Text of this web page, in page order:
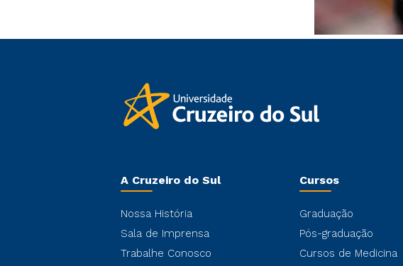
A Cruzeiro do Sul
Nossa História
Sala de Imprensa
Trabalhe Conosco
Cursos
Graduação
Pós-graduação
Cursos de Medicina